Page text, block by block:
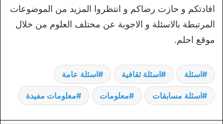
افادتكم و حازت رضاكم و انتظروا المزيد من الموضوعات
المرتبطة بالاسئلة و الاجوبة عن مختلف العلوم من خلال
موقع احلم.
اسئلة اسئلة ثقافية اسئلة عامة
اسئلة مسابقات معلومات معلومات مفيدة